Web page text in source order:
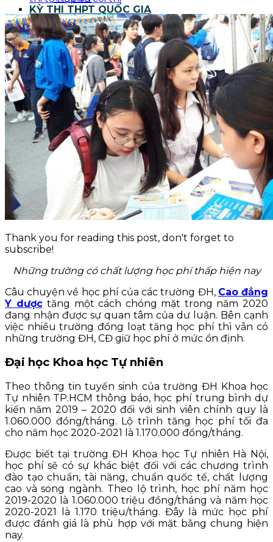
KỲ THI THPT QUỐC GIA
BLOG NGHỀ Y
KỸ NĂNG
TIN TỨC
Thank you for reading this post, don't forget to
subscribe!
Những trường có chất lượng học phí thấp hiện nay
Câu chuyện về học phí của các trường ĐH, Cao đẳng
Y dược tăng một cách chóng mặt trong năm 2020
đang nhận được sự quan tâm của dư luận. Bên cạnh
việc nhiều trường đồng loạt tăng học phí thì vẫn có
những trường ĐH, CĐ giữ học phí ở mức ổn định.
Đại học Khoa học Tự nhiên
Theo thông tin tuyển sinh của trường ĐH Khoa học
Tự nhiên TP.HCM thông báo, học phí trung bình dự
kiến năm 2019 – 2020 đối với sinh viên chính quy là
1.060.000 đồng/tháng. Lộ trình tăng học phí tối đa
cho năm học 2020-2021 là 1.170.000 đồng/tháng.
Được biết tại trường ĐH Khoa học Tự nhiên Hà Nội,
học phí sẽ có sự khác biệt đối với các chương trình
đào tạo chuẩn, tài năng, chuẩn quốc tế, chất lượng
cao và song ngành. Theo lộ trình, học phí năm học
2019-2020 là 1.060.000 triệu đồng/tháng và năm học
2020-2021 là 1.170 triệu/tháng. Đây là mức học phí
được đánh giá là phù hợp với mặt bằng chung hiện
nay.